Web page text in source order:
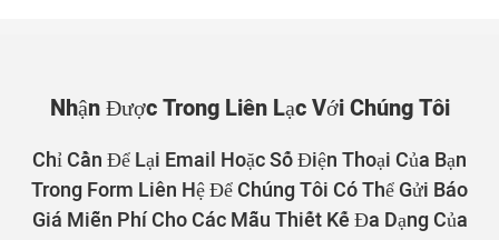
Nhận Được Trong Liên Lạc Với Chúng Tôi
Chỉ Cần Để Lại Email Hoặc Số Điện Thoại Của Bạn
Trong Form Liên Hệ Để Chúng Tôi Có Thể Gửi Báo
Giá Miễn Phí Cho Các Mẫu Thiết Kế Đa Dạng Của